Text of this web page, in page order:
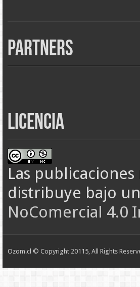
Partners
Licencia
Las publicaciones
distribuye bajo
NoComercial 4.0
Ozom.cl © Copyright 20115, All Rights